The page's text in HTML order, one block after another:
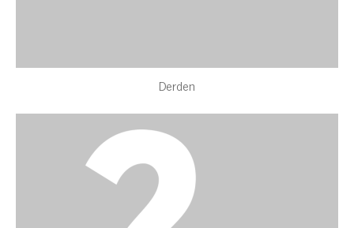
Derden